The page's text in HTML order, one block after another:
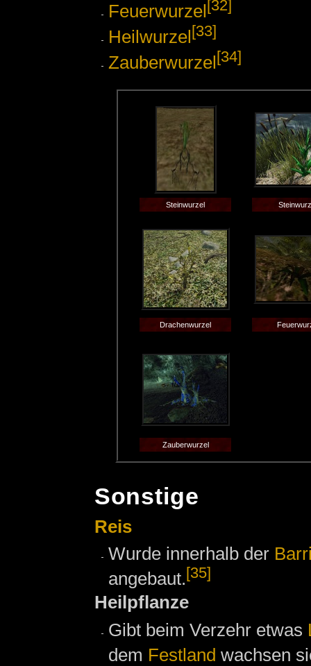
Feuerwurzel [32]
Heilwurzel[33]
Zauberwurzel[34]
Steinwurzel
Drachenwurzel
Zauberwurzel
Sonstige
Reis
Wurde innerhalb der
angebaut.[35]
Heilpflanze
Gibt beim Verzehr etwas
dem Festland wachsen